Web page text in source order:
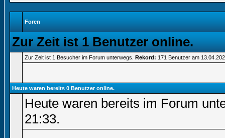
Foren
Zur Zeit ist 1 Benutzer online.
Zur Zeit ist 1 Besucher im Forum unterwegs. Rekord: 171 Benutzer am
Heute waren bereits 0 Benutzer online.
Heute waren bereits im Forum
21:33.